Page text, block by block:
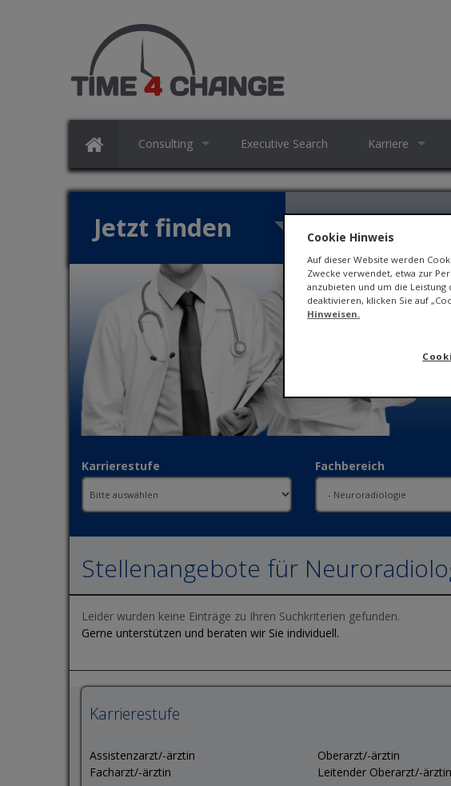
Consulting Executive Search Karriere
Jetzt finden ZEIT FÜR
Karrierestufe Fachbereich
Stellenangebote für
Leider wurden keine Einträge zu Ihren Suchkriterien gefunden.
Gerne unterstützen und beraten wir Sie individuell.
Karrierestufe
Assistenzarzt/-ärztin
Facharzt/-ärztin
Oberarzt/-ärztin
Leitender Oberarzt/-ärztin
Cookie Hinweis
Auf dieser Website werden
Zwecke verwendet, etwa zur
anzubieten und um die Leistung
deaktivieren, klicken Sie auf
Hinweisen.